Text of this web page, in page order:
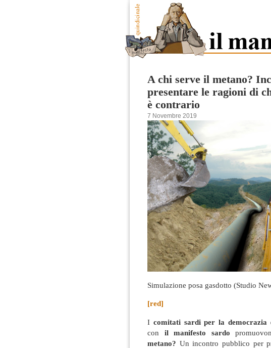
A chi serve il metano?
presentare le ragioni di
è contrario
7 Novembre 2019
Simulazione posa gasdotto (Studio
[red]
I comitati sardi per la democrazia
con il manifesto sardo
metano? Un incontro pubblico per